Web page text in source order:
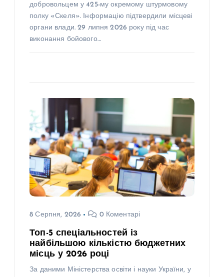
добровольцем у 425-му окремому штурмовому
полку «Скеля». Інформацію підтвердили місцеві
органи влади. 29 липня 2026 року під час
виконання бойового…
8 Серпня, 2026 0 Коментарі
Топ-5 спеціальностей із
найбільшою кількістю бюджетних
місць у 2026 році
За даними Міністерства освіти і науки України, у